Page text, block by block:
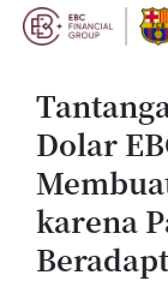
Dolar
karena